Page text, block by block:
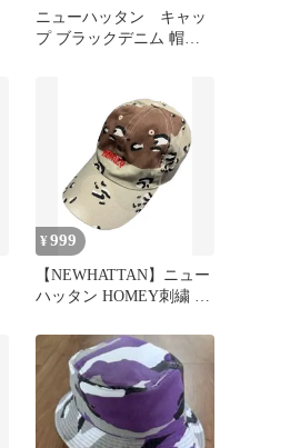
ニューハッタン キャッ
プ ブラックデニム 帽子
¥999
【NEWHATTAN】ニュー
ハッタン HOMEY刺繍 チ